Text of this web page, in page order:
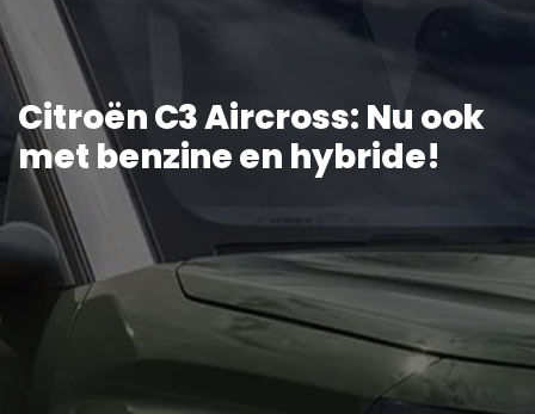
Citroën C3 Aircross: Nu ook
met benzine en hybride!